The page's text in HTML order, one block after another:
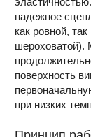
надежное
как ровной,
шероховатой).
поверхность
при низких